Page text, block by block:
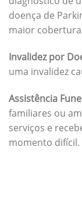
doença de
maior
Invalidez por
uma invalidez
Assistência
familiares ou
serviços e
momento difícil.